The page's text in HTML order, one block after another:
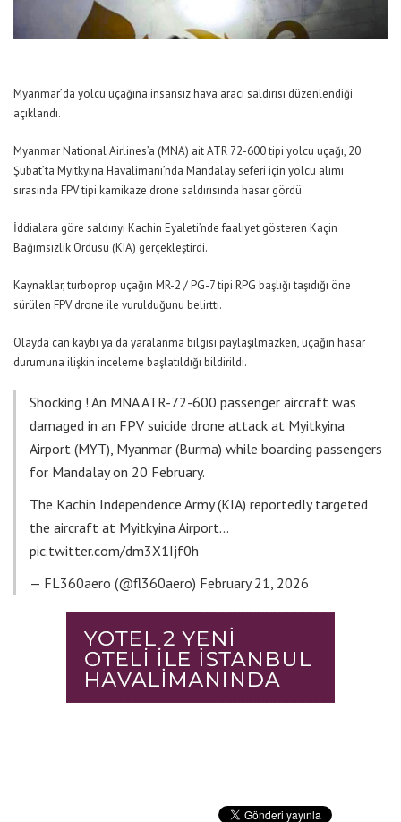
Myanmar’da yolcu uçağına insansız hava aracı saldırısı düzenlendiği
açıklandı.
Myanmar National Airlines’a (MNA) ait ATR 72-600 tipi yolcu uçağı, 20
Şubat’ta Myitkyina Havalimanı’nda Mandalay seferi için yolcu alımı
sırasında FPV tipi kamikaze drone saldırısında hasar gördü.
İddialara göre saldırıyı Kachin Eyaleti’nde faaliyet gösteren Kaçin
Bağımsızlık Ordusu (KIA) gerçekleştirdi.
Kaynaklar, turboprop uçağın MR-2 / PG-7 tipi RPG başlığı taşıdığı öne
sürülen FPV drone ile vurulduğunu belirtti.
Olayda can kaybı ya da yaralanma bilgisi paylaşılmazken, uçağın hasar
durumuna ilişkin inceleme başlatıldığı bildirildi.
Shocking ! An MNA ATR-72-600 passenger aircraft was
damaged in an FPV suicide drone attack at Myitkyina
Airport (MYT), Myanmar (Burma) while boarding passengers
for Mandalay on 20 February.
The Kachin Independence Army (KIA) reportedly targeted
the aircraft at Myitkyina Airport…
pic.twitter.com/dm3X1Ijf0h
— FL360aero (@fl360aero) February 21, 2026